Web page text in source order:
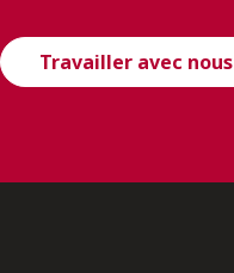
Travailler avec nous